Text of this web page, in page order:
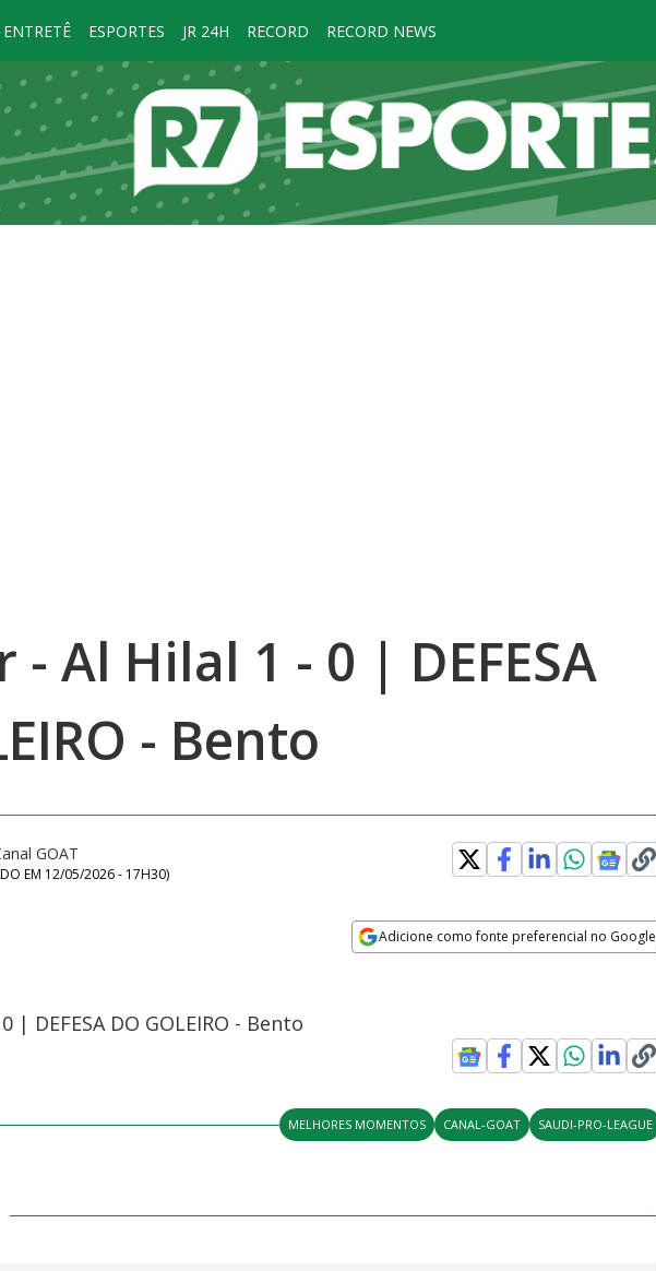
ENTRETÊ ESPORTES JR 24H RECORD RECORD NEWS
- Al Hilal 1 - 0 | DEFESA
- Bento
GOAT
EM 12/05/2026 - 17H30)
Adicione como fonte preferencial no Google
| DEFESA DO GOLEIRO - Bento
MELHORES MOMENTOS CANAL-GOAT SAUDI-PRO-LEAGUE